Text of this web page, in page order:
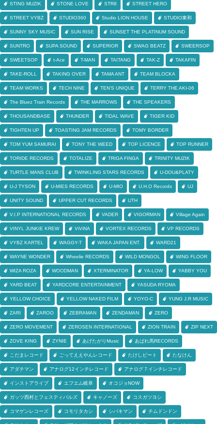
STING MUZIK STONE LOVE STR8 STREET HERO
STREET VYBZ STUDIO360 Studio LION HOUSE STUDIO東和
SUNNY SKY MUSIC SUN RISE SUNSET THE PLATINUM SOUND
SUNTRO SUPA SOUND SUPERIOR SWAG BEATZ SWEERSOP
SWEETSOP t-Ace T-MAN TAITANG TAK-Z TAKAFIN
TAKE-ROLL TAKING OVER TAMA ANT TEAM BLOCKA
TEAM WORKS TECH NINE TEN'S UNIQUE TERRY THE AKI-06
The Bluez Train Records THE MARROWS THE SPEAKERS
THOUSANDBASE THUNDER TIDAL WAVE TIGER KID
TIGHTEN UP TOASTING JAM RECORDS TOMY BORDER
TOM YUM SAMURAI TONY THE WEED TOP LICENCE TOP RUNNER
TORIDE RECORDS TOTALIZE TRIGA FINGA TRINITY MUZIK
TURTLE MANS CLUB TWINKLING STARS RECORDS U-DOU&PLATY
U-J TYSON U-MIES RECORDS U-MIO U.H.O Records UJ
UNITY SOUND UPPER CUT RECORDS UTH
V.I.P INTERNATIONAL RECORDS VADER VIGORMAN Village Again
VINYL JUNKIE KREW ViViNA VORTEX RECORDS VP RECORDS
VYBZ KARTEL WAGGY-T WAKA JAPAN ENT. WARD21
WAYNE WONDER Wheelie RECORDS WILD MONGOL WING FLOOR
WIZA ROZA WOODMAN XTERMINATOR YA-LOW YABBY YOU
YARD BEAT YARDCORE ENTERTAINMENT YASUDA RYOMA
YELLOW CHOICE YELLOW NAKED FILM YOYO-C YUNG J.R MUSIC
ZARI ZAROO ZEBRAMAN ZENDAMAN ZERO
ZERO MOVEMENT ZEROSEN INTERNATIONAL ZION TRAIN ZIP NEXT
ZOVE KING ZYNIE あげたがりMusic あばれ馬RECORDS
こだまレコード ごってええやんレコード たけしビート たなけん
アダチマン アナログ12インチレコード アナログ７インチレコード
インストアライブ エフエム岐阜 オコジョNOW
ガッツ西村とフェスティバルズ キャノーズ コスガツヨシ
コマゲンレコーズ コモリタカシ シバキマン チムドンドン